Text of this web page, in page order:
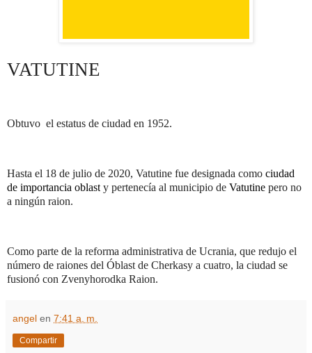
VATUTINE
Obtuvo el estatus de ciudad en 1952.
Hasta el 18 de julio de 2020, Vatutine fue designada como ciudad
de importancia oblast y pertenecía al municipio de Vatutine pero no
a ningún raion.
Como parte de la reforma administrativa de Ucrania, que redujo el
número de raiones del Óblast de Cherkasy a cuatro, la ciudad se
fusionó con Zvenyhorodka Raion.
angel en 7:41 a. m.
Compartir